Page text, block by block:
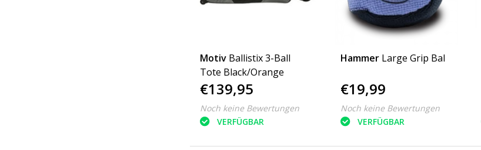
Motiv Ballistix 3-Ball
Tote Black/Orange
€139,95
Noch keine Bewertungen
VERFÜGBAR
Hammer Large Grip Bal
€19,99
Noch keine Bewertungen
VERFÜGBAR